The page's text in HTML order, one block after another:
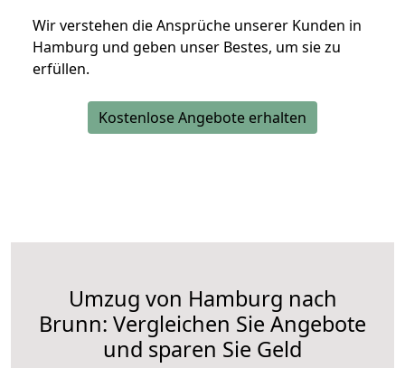
Wir verstehen die Ansprüche unserer Kunden in
Hamburg und geben unser Bestes, um sie zu
erfüllen.
Kostenlose Angebote erhalten
Umzug von Hamburg nach
Brunn: Vergleichen Sie Angebote
und sparen Sie Geld